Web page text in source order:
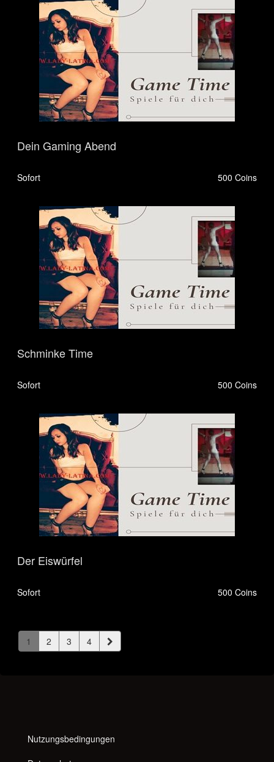
Dein Gaming Abend
Sofort 500 Coins
Schminke Time
Sofort 500 Coins
Der Eiswürfel
Sofort 500 Coins
1 2 3 4
Nutzungsbedingungen